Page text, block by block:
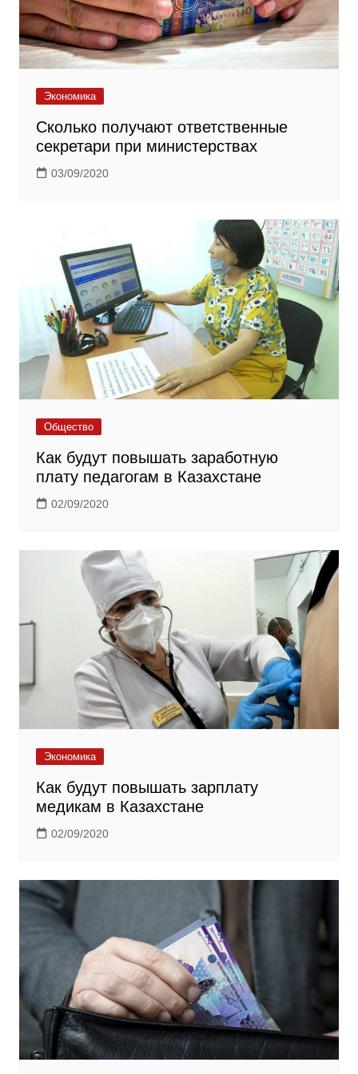
Экономика
Сколько получают ответственные
секретари при министерствах
03/09/2020
Общество
Как будут повышать заработную
плату педагогам в Казахстане
02/09/2020
Экономика
Как будут повышать зарплату
медикам в Казахстане
02/09/2020